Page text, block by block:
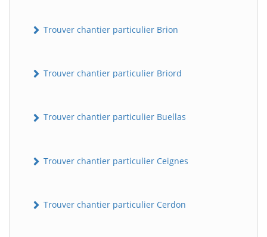
Trouver chantier particulier Brion
Trouver chantier particulier Briord
Trouver chantier particulier Buellas
Trouver chantier particulier Ceignes
Trouver chantier particulier Cerdon